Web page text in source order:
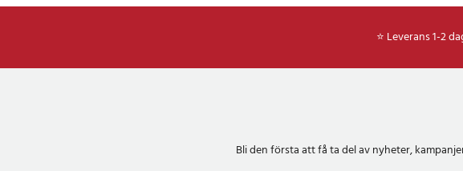
⭐ Leverans 1-2
Bli den första att få ta del av nyheter,